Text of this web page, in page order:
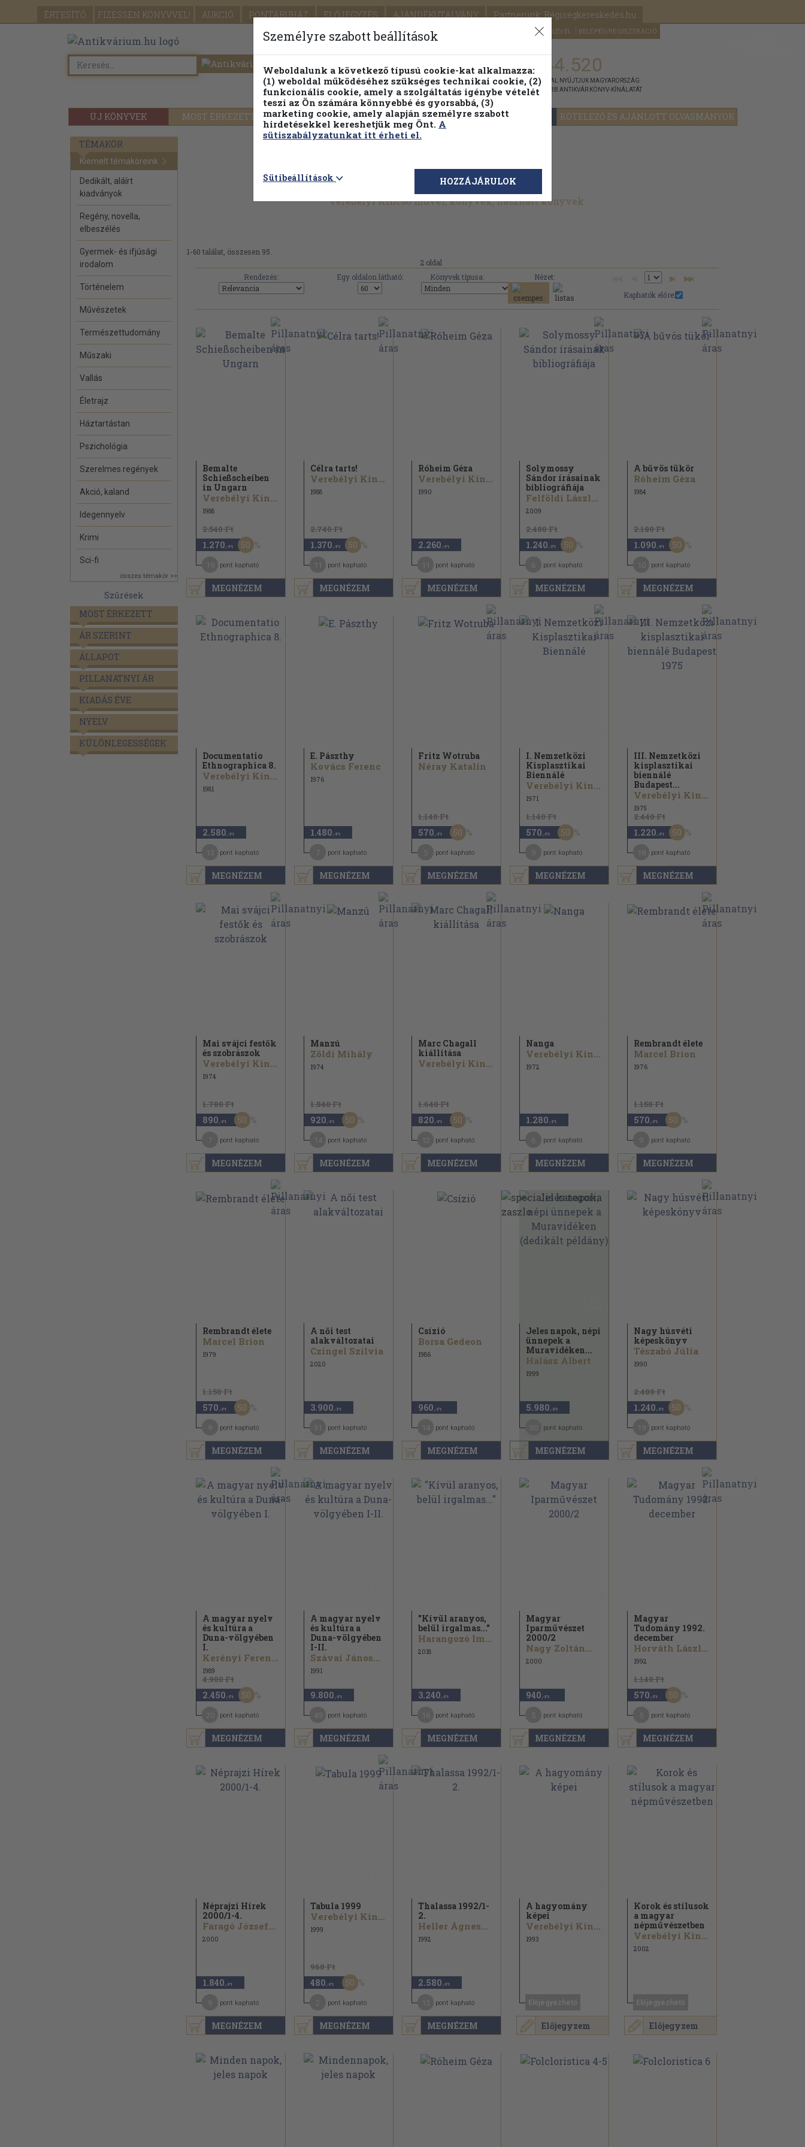
ÉRTESÍTŐ FIZESSEN KÖNYVVEL! AUKCIÓ PONTÁRUHÁZ ELŐJEGYZÉS AJÁNDÉKUTALVÁNY Partnerünk: Régiségkereskedés.hu
SEGÍTSÉG HÍRLEVÉL BELÉPÉS/REGISZTRÁCIÓ
ÚJ KÖNYVEK MOST ÉRKEZETT PILLANATNYI ÁRAINK FENNTARTHATÓ OLVASMÁNYOK KÖTELEZŐ ÉS AJÁNLOTT OLVASMÁNYOK
Részletes kereső Témaköri fa 1.144.520
KIADVÁNNYAL NYÚJTJUK MAGYARORSZÁG
LEGNAGYOBB ANTIKVÁR KÖNYV-KÍNÁLATÁT
TÉMAKÖR
Kiemelt témaköreink
Dedikált, aláírt
kiadványok
Regény, novella,
elbeszélés
Gyermek- és ifjúsági
irodalom
Történelem
Művészetek
Természettudomány
Műszaki
Vallás
Életrajz
Háztartástan
Pszichológia
Szerelmes regények
Akció, kaland
Idegennyelv
Krimi
Sci-fi
összes témakör >>
Szűrések
MOST ÉRKEZETT
ÁR SZERINT
ÁLLAPOT
PILLANATNYI ÁR
KIADÁS ÉVE
NYELV
KÜLÖNLEGESSÉGEK
Verebélyi Kincső művei, könyvek, használt könyvek
1-60 találat, összesen 95.
2 oldal
Rendezés:
Egy oldalon látható: Könyvek típusa:
Nézet:
Kaphatók előre:
MEGNÉZEM
Bemalte
Schießscheiben
in Ungarn
Verebélyi Kincső
1988
2.540 Ft
1.270 ,-Ft 50
pont kapható
MEGNÉZEM
Célra tarts!
Verebélyi Kincső
1988
2.740 Ft
1.370 ,-Ft 50
pont kapható
MEGNÉZEM
Róheim Géza
Verebélyi Kincső
1990
2.260 ,-Ft
pont kapható
MEGNÉZEM
Solymossy
Sándor írásainak
bibliográfiája
Felföldi László...
2009
2.480 Ft
1.240 ,-Ft 50
pont kapható
MEGNÉZEM
A bűvös tükör
Róheim Géza
1984
2.180 Ft
1.090 ,-Ft 50
pont kapható
MEGNÉZEM
Documentatio
Ethnographica 8.
Verebélyi Kincső
1981
2.580 ,-Ft
pont kapható
MEGNÉZEM
E. Pászthy
Kovács Ferenc
1976
1.480 ,-Ft
pont kapható
MEGNÉZEM
Fritz Wotruba
Néray Katalin
1.140 Ft
570 ,-Ft 50
pont kapható
MEGNÉZEM
I. Nemzetközi
Kisplasztikai
Biennálé
Verebélyi Kincső
1971
1.140 Ft
570 ,-Ft 50
pont kapható
MEGNÉZEM
III. Nemzetközi
kisplasztikai
biennálé
Budapest...
Verebélyi Kincső
1975
2.440 Ft
1.220 ,-Ft 50
pont kapható
MEGNÉZEM
Mai svájci festők
és szobrászok
Verebélyi Kincső
1974
1.780 Ft
890 ,-Ft 50
pont kapható
MEGNÉZEM
Manzú
Zöldi Mihály
1974
1.840 Ft
920 ,-Ft 50
pont kapható
MEGNÉZEM
Marc Chagall
kiállítása
Verebélyi Kincső
1.640 Ft
820 ,-Ft 50
pont kapható
MEGNÉZEM
Nanga
Verebélyi Kincső
1972
1.280 ,-Ft
pont kapható
MEGNÉZEM
Rembrandt élete
Marcel Brion
1976
1.150 Ft
570 ,-Ft 50
pont kapható
MEGNÉZEM
Rembrandt élete
Marcel Brion
1979
1.150 Ft
570 ,-Ft 50
pont kapható
MEGNÉZEM
A női test
alakváltozatai
Czingel Szilvia
2020
3.900 ,-Ft
pont kapható
MEGNÉZEM
Csízió
Borsa Gedeon
1986
960 ,-Ft
pont kapható
MEGNÉZEM
Jeles napok, népi
ünnepek a
Muravidéken...
Halász Albert
1999
5.980 ,-Ft
pont kapható
MEGNÉZEM
Nagy húsvéti
képeskönyv
Tészabó Júlia
1990
2.480 Ft
1.240 ,-Ft 50
pont kapható
MEGNÉZEM
A magyar nyelv
és kultúra a
Duna-völgyében
I.
Kerényi Ferenc...
1989
4.900 Ft
2.450 ,-Ft 50
pont kapható
MEGNÉZEM
A magyar nyelv
és kultúra a
Duna-völgyében
I-II.
Szávai János...
1991
9.800 ,-Ft
pont kapható
MEGNÉZEM
"Kívül aranyos,
belül irgalmas..."
Harangozó Imre...
2018
3.240 ,-Ft
pont kapható
MEGNÉZEM
Magyar
Iparművészet
2000/2
Nagy Zoltán...
2000
940 ,-Ft
pont kapható
MEGNÉZEM
Magyar
Tudomány 1992.
december
Horváth László...
1992
1.140 Ft
570 ,-Ft 50
pont kapható
MEGNÉZEM
Néprajzi Hírek
2000/1-4.
Faragó József...
2000
1.840 ,-Ft
pont kapható
MEGNÉZEM
Tabula 1999
Verebélyi Kincső...
1999
960 Ft
480 ,-Ft 50
pont kapható
MEGNÉZEM
Thalassa 1992/1-
2.
Heller Ágnes...
1992
2.580 ,-Ft
pont kapható
Előjegyzem
A hagyomány
képei
Verebélyi Kincső
1993
Előjegyzem
Korok és stílusok
a magyar
népművészetben
Verebélyi Kincső
2002
Személyre szabott beállítások
Weboldalunk a következő típusú cookie-kat alkalmazza:
(1) weboldal működéséhez szükséges technikai cookie, (2)
funkcionális cookie, amely a szolgáltatás igénybe vételét
teszi az Ön számára könnyebbé és gyorsabbá, (3)
marketing cookie, amely alapján személyre szabott
hirdetésekkel kereshetjük meg Önt. A
sütiszabályzatunkat itt érheti el.
Sütibeállítások HOZZÁJÁRULOK